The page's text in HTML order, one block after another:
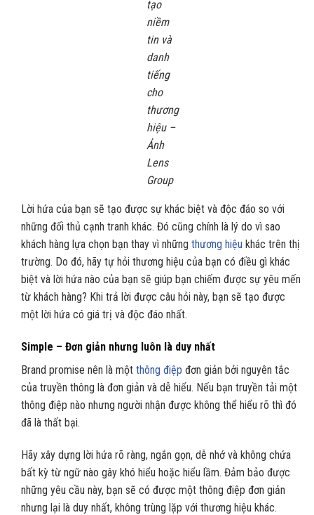
tạo
niềm
tin và
danh
tiếng
cho
thương
hiệu –
Ảnh
Lens
Group
Lời hứa của bạn sẽ tạo được sự khác biệt và độc đáo so với
những đối thủ cạnh tranh khác. Đó cũng chính là lý do vì sao
khách hàng lựa chọn bạn thay vì những thương hiệu khác trên thị
trường. Do đó, hãy tự hỏi thương hiệu của bạn có điều gì khác
biệt và lời hứa nào của bạn sẽ giúp bạn chiếm được sự yêu mến
từ khách hàng? Khi trả lời được câu hỏi này, bạn sẽ tạo được
một lời hứa có giá trị và độc đáo nhất.
Simple – Đơn giản nhưng luôn là duy nhất
Brand promise nên là một thông điệp đơn giản bởi nguyên tắc
của truyền thông là đơn giản và dễ hiểu. Nếu bạn truyền tải một
thông điệp nào nhưng người nhận được không thể hiểu rõ thì đó
đã là thất bại.
Hãy xây dựng lời hứa rõ ràng, ngắn gọn, dễ nhớ và không chứa
bất kỳ từ ngữ nào gây khó hiểu hoặc hiểu lầm. Đảm bảo được
những yêu cầu này, bạn sẽ có được một thông điệp đơn giản
nhưng lại là duy nhất, không trùng lặp với thương hiệu khác.